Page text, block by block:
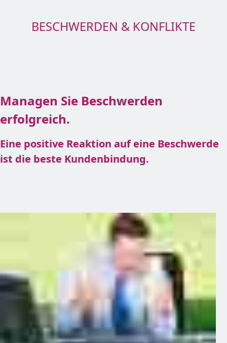
BESCHWERDEN & KONFLIKTE
Managen Sie Beschwerden
erfolgreich.
Eine positive Reaktion auf eine Beschwerde
ist die beste Kundenbindung.